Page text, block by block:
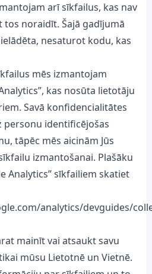
arī sīkfailus, kas nav
tos noraidīt. Šajā gadījumā
nesaturot kodu, kas
mēs izmantojam
kas nosūta lietotāju
Savā konfidencialitātes
personu identificējošas
tāpēc mēs aicinām Jūs
izmantošanai. Plašāku
Analytics” sīkfailiem skatiet
analytics/devguides/
mainīt vai atsaukt savu
mūsu Lietotnē un Vietnē.